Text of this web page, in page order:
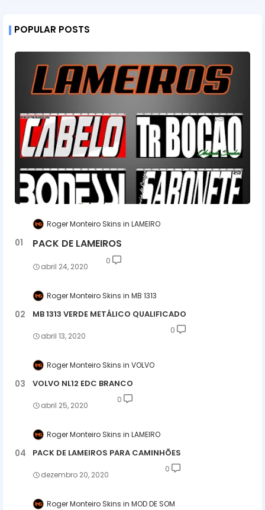
POPULAR POSTS
Roger Monteiro Skins LAMEIRO
PACK DE LAMEIROS
abril 24, 2020
0
Roger Monteiro Skins MB 1313
MB 1313 VERDE METÁLICO QUALIFICADO
abril 13, 2020
0
Roger Monteiro Skins VOLVO
VOLVO NL12 EDC BRANCO
abril 25, 2020
0
Roger Monteiro Skins LAMEIRO
PACK DE LAMEIROS PARA CAMINHÕES
dezembro 20, 2020
0
Roger Monteiro Skins MOD DE SOM